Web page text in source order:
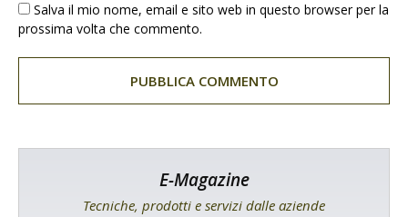
Salva il mio nome, email e sito web in questo browser per la
prossima volta che commento.
E-Magazine
Tecniche, prodotti e servizi dalle aziende